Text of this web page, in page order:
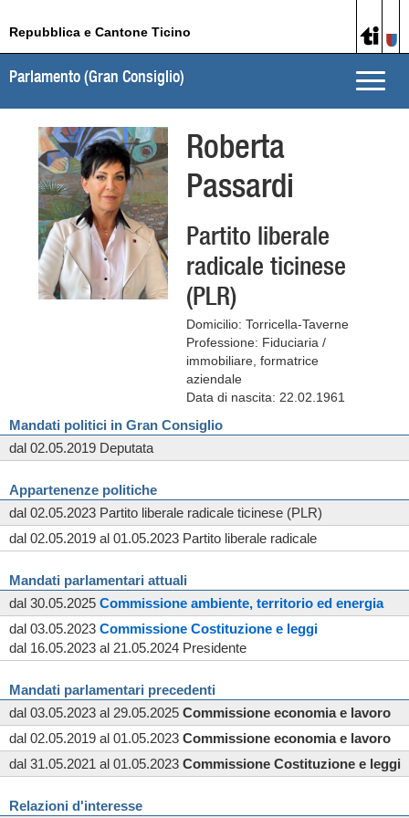
Repubblica e Cantone Ticino
Toggle
Parlamento (Gran Consiglio)
Roberta
Passardi
Partito liberale
radicale ticinese
(PLR)
Domicilio: Torricella-Taverne
Professione: Fiduciaria /
immobiliare, formatrice
aziendale
Data di nascita: 22.02.1961
Mandati politici in Gran Consiglio
dal 02.05.2019 Deputata
Appartenenze politiche
dal 02.05.2023 Partito liberale radicale ticinese (PLR)
dal 02.05.2019 al 01.05.2023 Partito liberale radicale
Mandati parlamentari attuali
dal 30.05.2025 Commissione ambiente, territorio ed energia
dal 03.05.2023 Commissione Costituzione e leggi
dal 16.05.2023 al 21.05.2024 Presidente
Mandati parlamentari precedenti
dal 03.05.2023 al 29.05.2025 Commissione economia e lavoro
dal 02.05.2019 al 01.05.2023 Commissione economia e lavoro
dal 31.05.2021 al 01.05.2023 Commissione Costituzione e leggi
Relazioni d'interesse